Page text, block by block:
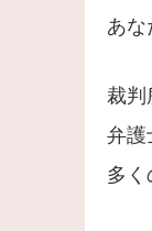
あな
裁判
弁護
多く